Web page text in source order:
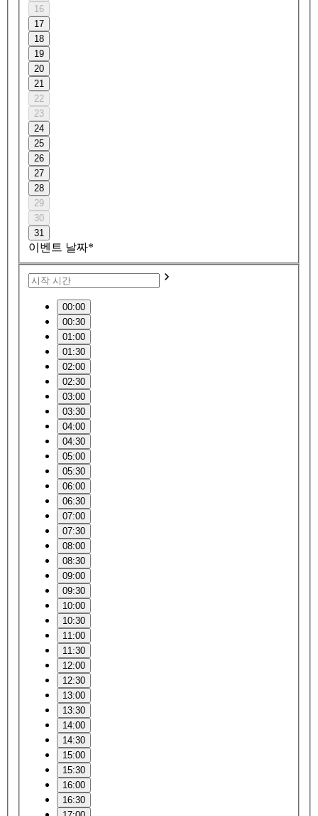
16
17
18
19
20
21
22
23
24
25
26
27
28
29
30
31
이벤트 날짜*
00:00
00:30
01:00
01:30
02:00
02:30
03:00
03:30
04:00
04:30
05:00
05:30
06:00
06:30
07:00
07:30
08:00
08:30
09:00
09:30
10:00
10:30
11:00
11:30
12:00
12:30
13:00
13:30
14:00
14:30
15:00
15:30
16:00
16:30